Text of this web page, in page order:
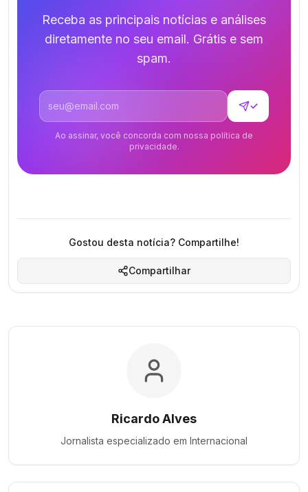
Receba as principais notícias e análises
diretamente no seu email. Grátis e sem
spam.
Endereço de email
✓
Ao assinar, você concorda com nossa política de
privacidade.
Gostou desta notícia? Compartilhe!
Compartilhar
Ricardo Alves
Jornalista especializado em Internacional